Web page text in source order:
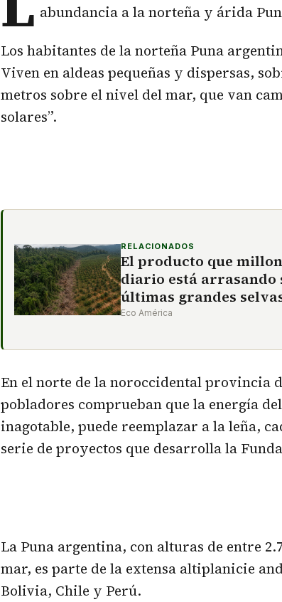
abundancia a la norteña y árida
Los habitantes de la norteña Puna
Viven en aldeas pequeñas y dispersas,
metros sobre el nivel del mar, que van
solares”.
RELACIONADOS
El producto que
diario está arrasando
últimas grandes
Eco América
En el norte de la noroccidental provincia
pobladores comprueban que la energía
inagotable, puede reemplazar a la leña,
serie de proyectos que desarrolla la
La Puna argentina, con alturas de entre
mar, es parte de la extensa altiplanicie
Bolivia, Chile y Perú.